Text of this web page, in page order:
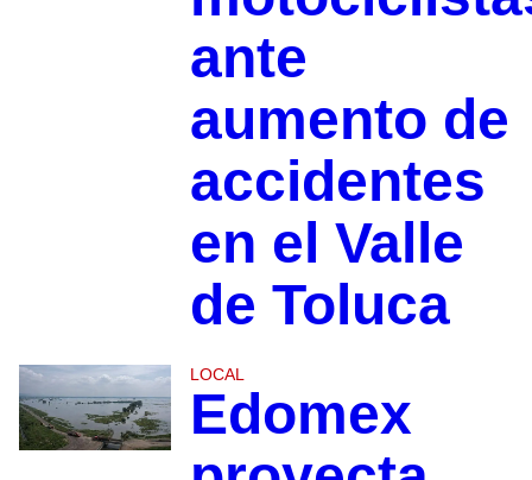
ante
aumento de
accidentes
en el Valle
de Toluca
LOCAL
Edomex